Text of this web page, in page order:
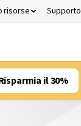
risorse Supporto
il 30%